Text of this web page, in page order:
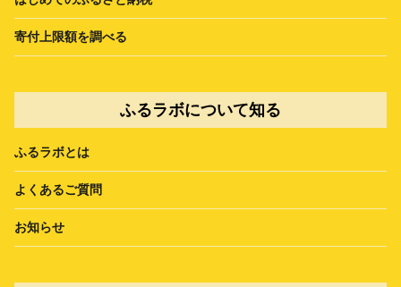
寄付上限額を調べる
ふるラボについて知る
ふるラボとは
よくあるご質問
お知らせ